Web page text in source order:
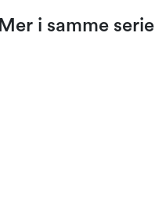
Mer i samme serie